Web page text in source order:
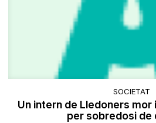
SOCIETAT
Un intern de Lledoners mor
per sobredosi de